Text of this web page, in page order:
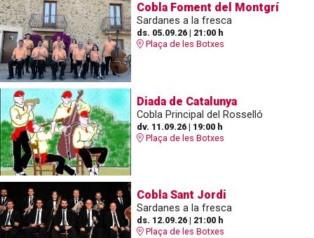
Cobla Foment del Montgrí
Sardanes a la fresca
ds. 05.09.26| 21:00 h
Plaça de les Botxes
Diada de Catalunya
Cobla Principal del Rosselló
dv. 11.09.26| 19:00 h
Plaça de les Botxes
Cobla Sant Jordi
Sardanes a la fresca
ds. 12.09.26| 21:00 h
Plaça de les Botxes